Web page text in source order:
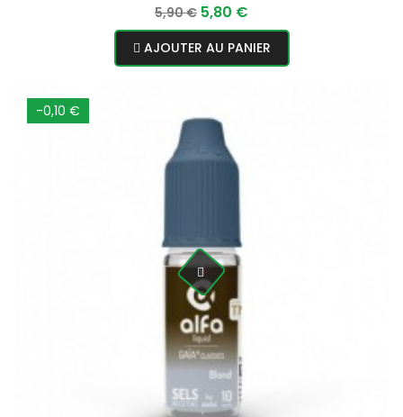
Prix
normal
5,90 € Prix
5,80 €
AJOUTER AU PANIER
-0,10 €